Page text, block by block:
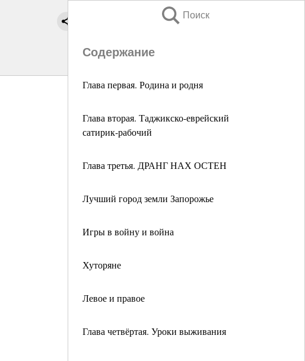
Поиск
Содержание
Глава первая. Родина и родня
Глава вторая. Таджикско-еврейский
сатирик-рабочий
Глава третья. ДРАНГ НАХ ОСТЕН
Лучший город земли Запорожье
Игры в войну и война
Хуторяне
Левое и правое
Глава четвёртая. Уроки выживания